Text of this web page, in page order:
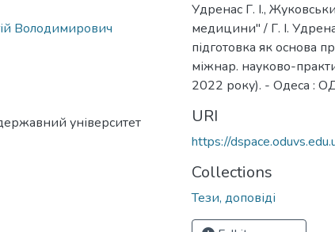
Володимирович
університет
Удренас Г. І.,
медицини" / Г. І.
підготовка як основа
міжнар. науково-
2022 року). - Одеса :
URI
https://
Collections
Тези, доповіді